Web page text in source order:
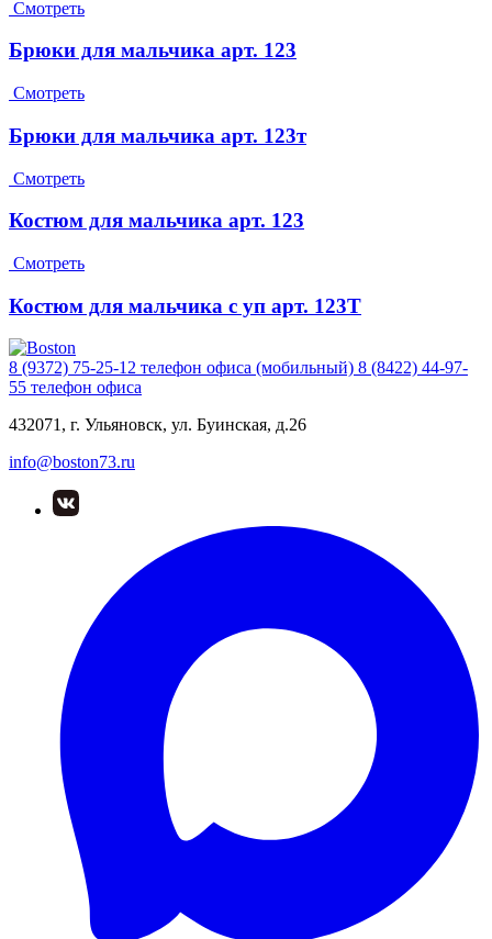
Смотреть
Брюки для мальчика арт. 123
Смотреть
Брюки для мальчика арт. 123т
Смотреть
Костюм для мальчика арт. 123
Смотреть
Костюм для мальчика с уп арт. 123Т
8 (9372) 75-25-12 телефон офиса (мобильный) 8 (8422) 44-97-
55 телефон офиса
432071, г. Ульяновск, ул. Буинская, д.26
info@boston73.ru